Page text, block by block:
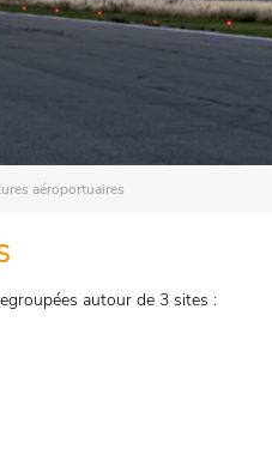
aéroportuaires
autour de 3 sites :